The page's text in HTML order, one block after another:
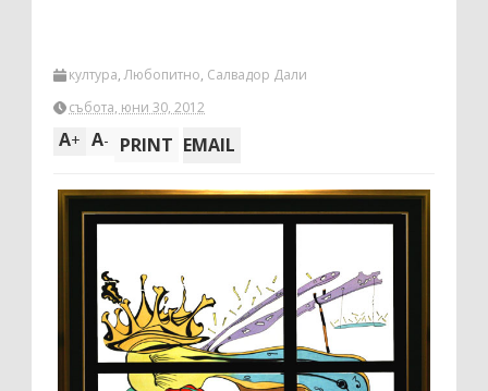
култура,Любопитно, Салвадор Дали
събота, юни 30, 2012
A+ A- PRINT EMAIL